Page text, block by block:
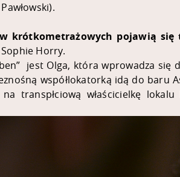
krótkometrażowych pojawią się
Horry.
jest Olga, która wprowadza się
współlokatorką idą do
transpłciową właścicielkę